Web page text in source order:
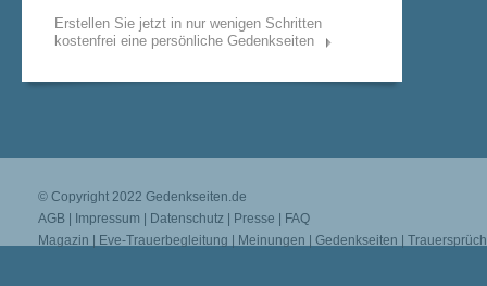
Erstellen Sie jetzt in nur wenigen Schritten
kostenfrei eine persönliche Gedenkseiten
© Copyright 2022 Gedenkseiten.de
AGB
Impressum Datenschutz Presse
FAQ
Magazin
Eve-Trauerbegleitung Meinungen Gedenkseiten